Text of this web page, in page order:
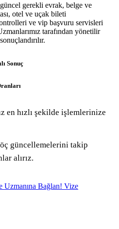
gerekli evrak, belge ve
otel ve uçak bileti
ve vip başvuru servisleri
tarafından yönetilir
Sonuç
en hızlı şekilde işlemlerinize
güncellemelerini takip
alırız.
Uzmanına Bağlan! Vize